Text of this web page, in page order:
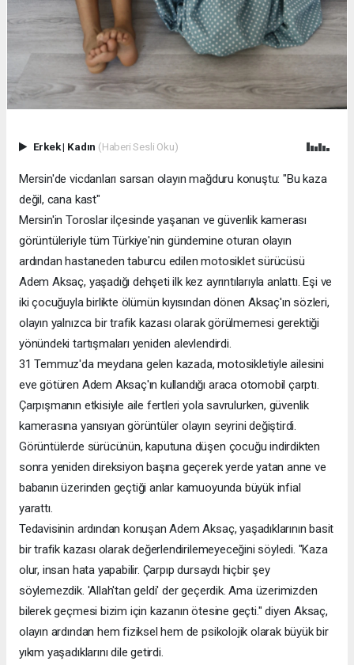
Erkek| Kadın (Haberi Sesli Oku)
Mersin'de vicdanları sarsan olayın mağduru konuştu: "Bu kaza
değil, cana kast"
Mersin'in Toroslar ilçesinde yaşanan ve güvenlik kamerası
görüntüleriyle tüm Türkiye'nin gündemine oturan olayın
ardından hastaneden taburcu edilen motosiklet sürücüsü
Adem Aksaç, yaşadığı dehşeti ilk kez ayrıntılarıyla anlattı. Eşi ve
iki çocuğuyla birlikte ölümün kıyısından dönen Aksaç'ın sözleri,
olayın yalnızca bir trafik kazası olarak görülmemesi gerektiği
yönündeki tartışmaları yeniden alevlendirdi.
31 Temmuz'da meydana gelen kazada, motosikletiyle ailesini
eve götüren Adem Aksaç'ın kullandığı araca otomobil çarptı.
Çarpışmanın etkisiyle aile fertleri yola savrulurken, güvenlik
kamerasına yansıyan görüntüler olayın seyrini değiştirdi.
Görüntülerde sürücünün, kaputuna düşen çocuğu indirdikten
sonra yeniden direksiyon başına geçerek yerde yatan anne ve
babanın üzerinden geçtiği anlar kamuoyunda büyük infial
yarattı.
Tedavisinin ardından konuşan Adem Aksaç, yaşadıklarının basit
bir trafik kazası olarak değerlendirilemeyeceğini söyledi. "Kaza
olur, insan hata yapabilir. Çarpıp dursaydı hiçbir şey
söylemezdik. 'Allah'tan geldi' der geçerdik. Ama üzerimizden
bilerek geçmesi bizim için kazanın ötesine geçti." diyen Aksaç,
olayın ardından hem fiziksel hem de psikolojik olarak büyük bir
yıkım yaşadıklarını dile getirdi.